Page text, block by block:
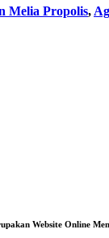
Melia Propolis,
Website Online